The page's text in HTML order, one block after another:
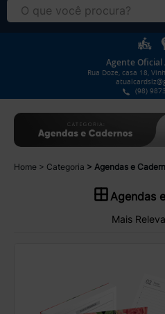
Agente Oficial
Rua Doze, casa 18,
(98)
Home Categoria Agendas e
Agendas